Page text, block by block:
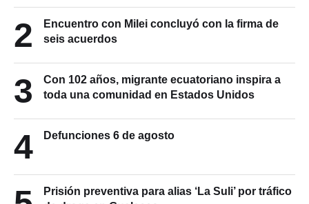
2
Encuentro con Milei concluyó con la firma de
seis acuerdos
3
Con 102 años, migrante ecuatoriano inspira a
toda una comunidad en Estados Unidos
4 Defunciones 6 de agosto
Prisión preventiva para alias ‘La Suli’ por tráfico